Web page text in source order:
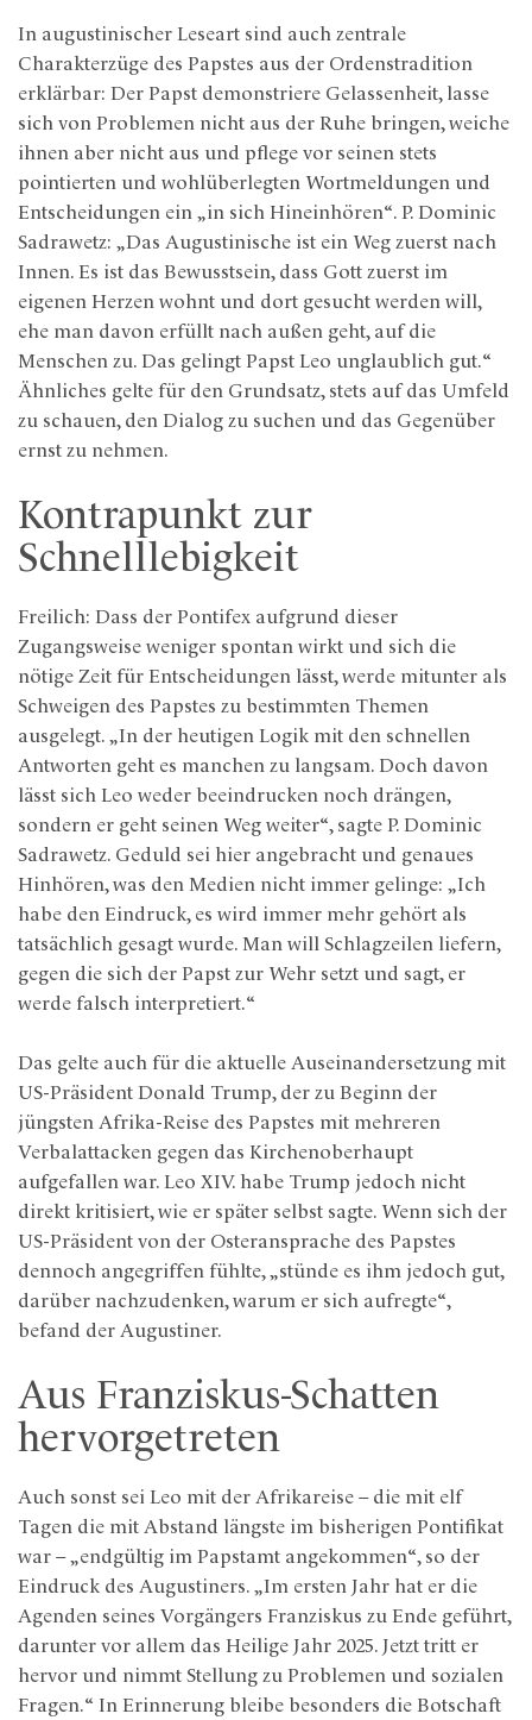
In augustinischer Leseart sind auch zentrale
Charakterzüge des Papstes aus der Ordenstradition
erklärbar: Der Papst demonstriere Gelassenheit, lasse
sich von Problemen nicht aus der Ruhe bringen, weiche
ihnen aber nicht aus und pflege vor seinen stets
pointierten und wohlüberlegten Wortmeldungen und
Entscheidungen ein „in sich Hineinhören“. P. Dominic
Sadrawetz: „Das Augustinische ist ein Weg zuerst nach
Innen. Es ist das Bewusstsein, dass Gott zuerst im
eigenen Herzen wohnt und dort gesucht werden will,
ehe man davon erfüllt nach außen geht, auf die
Menschen zu. Das gelingt Papst Leo unglaublich gut.“
Ähnliches gelte für den Grundsatz, stets auf das Umfeld
zu schauen, den Dialog zu suchen und das Gegenüber
ernst zu nehmen.
Kontrapunkt zur
Schnelllebigkeit
Freilich: Dass der Pontifex aufgrund dieser
Zugangsweise weniger spontan wirkt und sich die
nötige Zeit für Entscheidungen lässt, werde mitunter als
Schweigen des Papstes zu bestimmten Themen
ausgelegt. „In der heutigen Logik mit den schnellen
Antworten geht es manchen zu langsam. Doch davon
lässt sich Leo weder beeindrucken noch drängen,
sondern er geht seinen Weg weiter“, sagte P. Dominic
Sadrawetz. Geduld sei hier angebracht und genaues
Hinhören, was den Medien nicht immer gelinge: „Ich
habe den Eindruck, es wird immer mehr gehört als
tatsächlich gesagt wurde. Man will Schlagzeilen liefern,
gegen die sich der Papst zur Wehr setzt und sagt, er
werde falsch interpretiert.“
Das gelte auch für die aktuelle Auseinandersetzung mit
US-Präsident Donald Trump, der zu Beginn der
jüngsten Afrika-Reise des Papstes mit mehreren
Verbalattacken gegen das Kirchenoberhaupt
aufgefallen war. Leo XIV. habe Trump jedoch nicht
direkt kritisiert, wie er später selbst sagte. Wenn sich der
US-Präsident von der Osteransprache des Papstes
dennoch angegriffen fühlte, „stünde es ihm jedoch gut,
darüber nachzudenken, warum er sich aufregte“,
befand der Augustiner.
Aus Franziskus-Schatten
hervorgetreten
Auch sonst sei Leo mit der Afrikareise – die mit elf
Tagen die mit Abstand längste im bisherigen Pontifikat
war – „endgültig im Papstamt angekommen“, so der
Eindruck des Augustiners. „Im ersten Jahr hat er die
Agenden seines Vorgängers Franziskus zu Ende geführt,
darunter vor allem das Heilige Jahr 2025. Jetzt tritt er
hervor und nimmt Stellung zu Problemen und sozialen
Fragen.“ In Erinnerung bleibe besonders die Botschaft